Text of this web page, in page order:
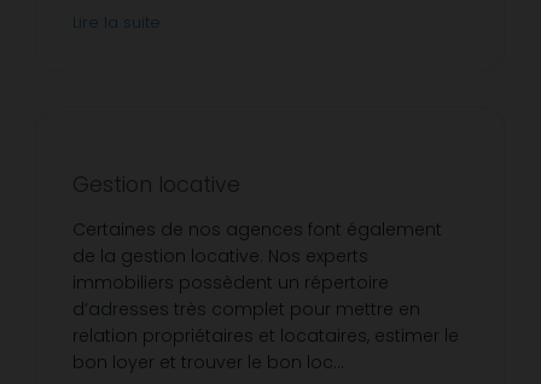
Lire la suite
Gestion locative
Certaines de nos agences font également
de la gestion locative. Nos experts
immobiliers possèdent un répertoire
d’adresses très complet pour mettre en
relation propriétaires et locataires, estimer le
bon loyer et trouver le bon loc...